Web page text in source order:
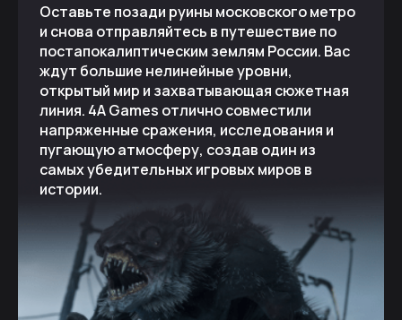
Оставьте позади руины московского метро
и снова отправляйтесь в путешествие по
постапокалиптическим землям России. Вас
ждут большие нелинейные уровни,
открытый мир и захватывающая сюжетная
линия. 4A Games отлично совместили
напряженные сражения, исследования и
пугающую атмосферу, создав один из
самых убедительных игровых миров в
истории.